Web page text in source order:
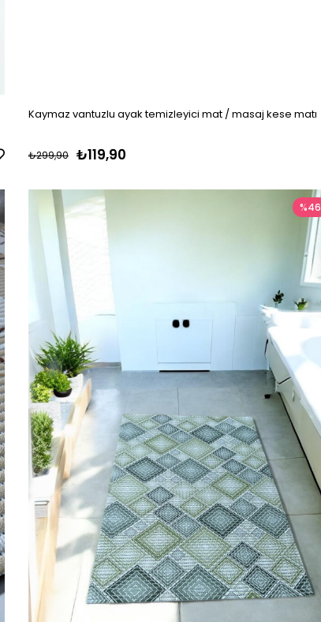
Kaymaz vantuzlu ayak temizleyici mat / masaj kese matı
₺119,90
₺299,90
%46